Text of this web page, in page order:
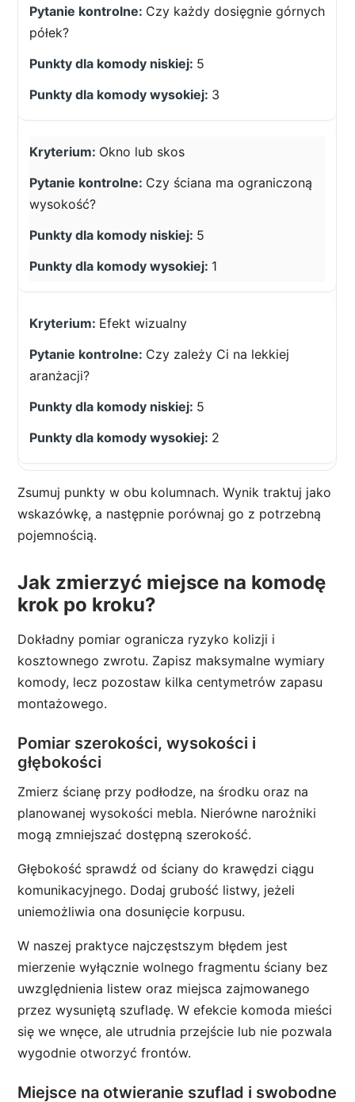
Czy każdy dosięgnie górnych
półek?
5
3
Okno lub skos
Czy ściana ma ograniczoną
wysokość?
5
1
Efekt wizualny
Czy zależy Ci na lekkiej
aranżacji?
5
2
Zsumuj punkty w obu kolumnach. Wynik traktuj jako
wskazówkę, a następnie porównaj go z potrzebną
pojemnością.
Jak zmierzyć miejsce na komodę
krok po kroku?
Dokładny pomiar ogranicza ryzyko kolizji i
kosztownego zwrotu. Zapisz maksymalne wymiary
komody, lecz pozostaw kilka centymetrów zapasu
montażowego.
Pomiar szerokości, wysokości i
głębokości
Zmierz ścianę przy podłodze, na środku oraz na
planowanej wysokości mebla. Nierówne narożniki
mogą zmniejszać dostępną szerokość.
Głębokość sprawdź od ściany do krawędzi ciągu
komunikacyjnego. Dodaj grubość listwy, jeżeli
uniemożliwia ona dosunięcie korpusu.
W naszej praktyce najczęstszym błędem jest
mierzenie wyłącznie wolnego fragmentu ściany bez
uwzględnienia listew oraz miejsca zajmowanego
przez wysuniętą szufladę. W efekcie komoda mieści
się we wnęce, ale utrudnia przejście lub nie pozwala
wygodnie otworzyć frontów.
Miejsce na otwieranie szuflad i swobodne